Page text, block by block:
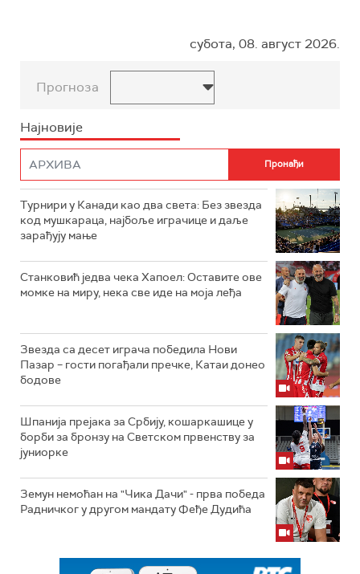
субота, 08. август 2026.
Прогноза
Најновије
Турнири у Канади као два света: Без звезда
код мушкараца, најбоље играчице и даље
зарађују мање
Станковић једва чека Хапоел: Оставите ове
момке на миру, нека све иде на моја леђа
Звезда са десет играча победила Нови
Пазар – гости погађали пречке, Катаи донео
бодове
Шпанија прејакa за Србију, кошаркашице у
борби за бронзу на Светском првенству за
јуниорке
Земун немоћан на "Чика Дачи" - прва победа
Радничког у другом мандату Феђе Дудића